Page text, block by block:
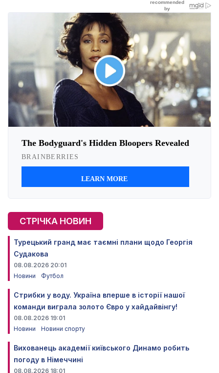
СТРІЧКА НОВИН
Турецький гранд має таємні плани щодо Георгія
Судакова
08.08.2026 20:01
Новини
Футбол
Стрибки у воду. Україна вперше в історії нашої
команди виграла золото Євро у хайдайвінгу!
08.08.2026 19:01
Новини
Новини спорту
Вихованець академії київського Динамо робить
погоду в Німеччині
08.08.2026 18:01